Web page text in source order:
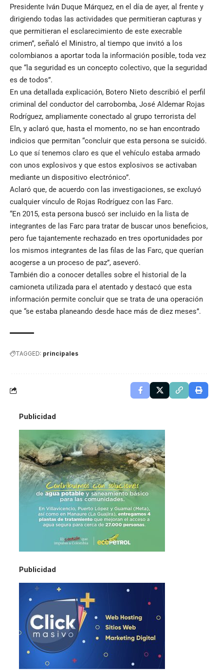
Presidente Iván Duque Márquez, en el día de ayer, al frente y
dirigiendo todas las actividades que permitieran capturas y
que permitieran el esclarecimiento de este execrable
crimen”, señaló el Ministro, al tiempo que invitó a los
colombianos a aportar toda la información posible, toda vez
que “la seguridad es un concepto colectivo, que la seguridad
es de todos”.
En una detallada explicación, Botero Nieto describió el perfil
criminal del conductor del carrobomba, José Aldemar Rojas
Rodríguez, ampliamente conectado al grupo terrorista del
Eln, y aclaró que, hasta el momento, no se han encontrado
indicios que permitan “concluir que esta persona se suicidó.
Lo que sí tenemos claro es que el vehículo estaba armado
con unos explosivos y que estos explosivos se activaban
mediante un dispositivo electrónico”.
Aclaró que, de acuerdo con las investigaciones, se excluyó
cualquier vínculo de Rojas Rodríguez con las Farc.
“En 2015, esta persona buscó ser incluido en la lista de
integrantes de las Farc para tratar de buscar unos beneficios,
pero fue tajantemente rechazado en tres oportunidades por
los mismos integrantes de las filas de las Farc, que querían
acogerse a un proceso de paz”, aseveró.
También dio a conocer detalles sobre el historial de la
camioneta utilizada para el atentado y destacó que esta
información permite concluir que se trata de una operación
que “se estaba planeando desde hace más de diez meses”.
TAGGED: principales
Publicidad
Publicidad